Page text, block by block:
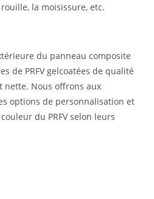
la moisissure, etc.
du panneau composite
de PRFV gelcoatées de qualité
nette. Nous offrons aux
options de personnalisation et
du PRFV selon leurs